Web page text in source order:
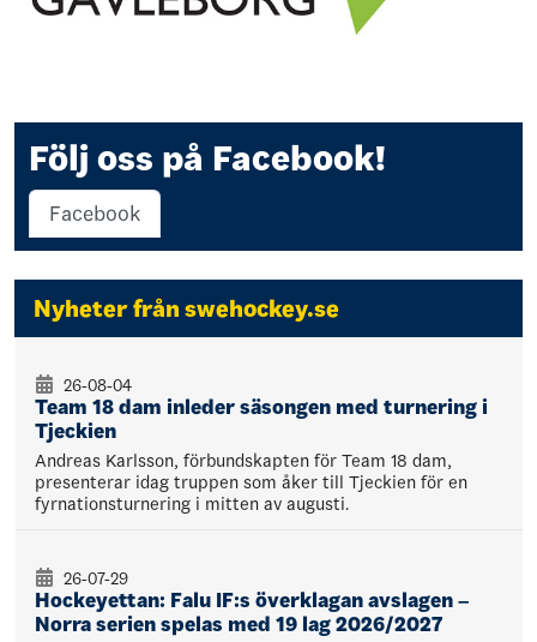
Följ oss på Facebook!
Facebook
Nyheter från swehockey.se
Team 18 dam inleder säsongen med turnering i
Tjeckien
26-08-04
Andreas Karlsson, förbundskapten för Team 18 dam,
presenterar idag truppen som åker till Tjeckien för en
fyrnationsturnering i mitten av augusti.
Hockeyettan: Falu IF:s överklagan avslagen –
Norra serien spelas med 19 lag 2026/2027
26-07-29